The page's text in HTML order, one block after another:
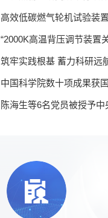
高效低碳燃气轮机试验装
“2000K高温背压调节装置
筑牢实践根基 蓄力科研
中国科学院数十项成果获
陈海生等6名党员被授予中